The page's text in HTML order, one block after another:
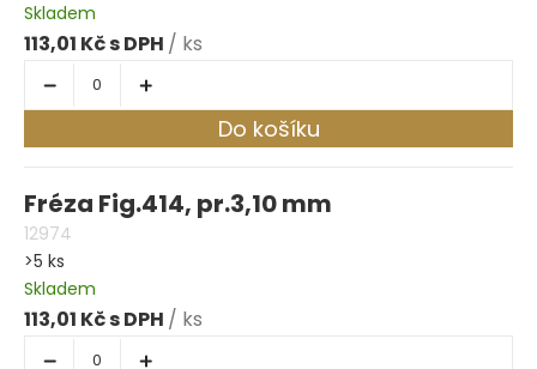
Skladem
113,01 Kč / ks
Do košíku
Fréza Fig.414, pr.3,10 mm
12974
>5 ks
Skladem
113,01 Kč / ks